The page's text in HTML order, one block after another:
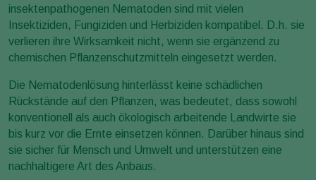
insektenpathogenen Nematoden sind mit vielen
Insektiziden, Fungiziden und Herbiziden kompatibel. D.h. sie
verlieren ihre Wirksamkeit nicht, wenn sie ergänzend zu
chemischen Pflanzenschutzmitteln eingesetzt werden.
Die Nematodenlösung hinterlässt keine schädlichen
Rückstände auf den Pflanzen, was bedeutet, dass sowohl
konventionell als auch ökologisch arbeitende Landwirte sie
bis kurz vor die Ernte einsetzen können. Darüber hinaus sind
sie sicher für Mensch und Umwelt und unterstützen eine
nachhaltigere Art des Anbaus.